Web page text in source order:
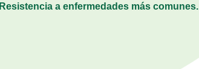
Resistencia a enfermedades más comunes.